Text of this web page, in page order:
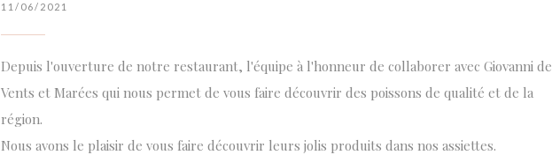
11/06/2021
Depuis l'ouverture de notre restaurant, l'équipe à l'honneur de collaborer avec Giovanni de
Vents et Marées qui nous permet de vous faire découvrir des poissons de qualité et de la
région.
Nous avons le plaisir de vous faire découvrir leurs jolis produits dans nos assiettes.